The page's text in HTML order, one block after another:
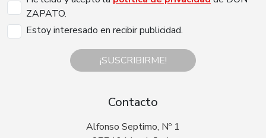
ZAPATO.
Estoy interesado en recibir publicidad.
¡SUSCRIBIRME!
Contacto
Alfonso Septimo, Nº 1